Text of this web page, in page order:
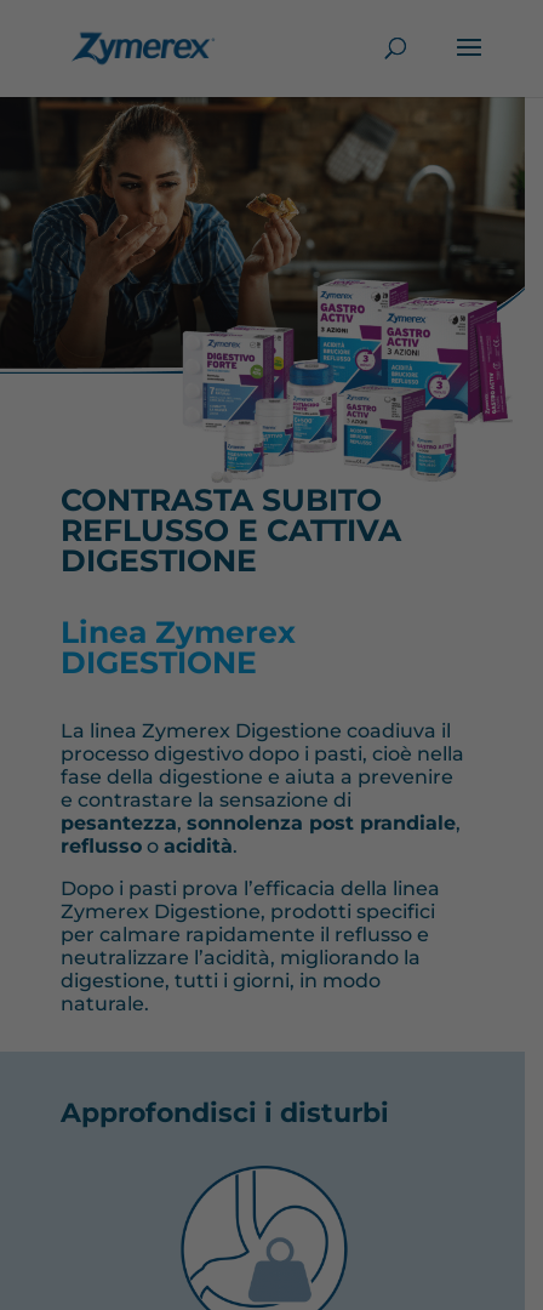
CONTRASTA SUBITO
REFLUSSO E CATTIVA
DIGESTIONE
Linea Zymerex
DIGESTIONE
La linea Zymerex Digestione coadiuva il
processo digestivo dopo i pasti, cioè nella
fase della digestione e aiuta a prevenire
e contrastare la sensazione di
pesantezza, sonnolenza post prandiale,
reflusso o acidità.
Dopo i pasti prova l’efficacia della linea
Zymerex Digestione, prodotti specifici
per calmare rapidamente il reflusso e
neutralizzare l’acidità, migliorando la
digestione, tutti i giorni, in modo
naturale.
Approfondisci i disturbi